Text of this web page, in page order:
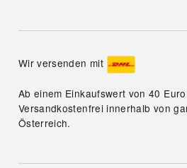
Wir versenden mit
Ab einem Einkaufswert von 40
Versandkostenfrei innerhalb von
Österreich.